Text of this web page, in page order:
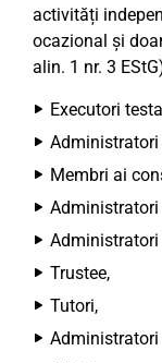
activități
ocazional și
alin. 1 nr. 3
Executori
Administratori
Membri ai
Administratori
Trustee,
Tutori,